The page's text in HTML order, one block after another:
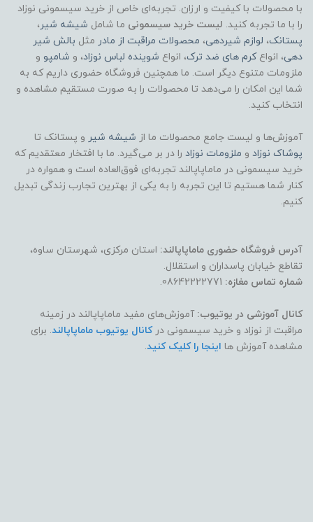
با محصولات با کیفیت و ارزان. تجربه‌ای خاص از خرید سیسمونی نوزاد
را با ما تجربه کنید. لیست خرید سیسمونی ما شامل شیشه شیر ،
پستانک، لوازم شیردهی، محصولات مراقبت از مادر مثل بالش شیر
دهی، انواعکرم های ضد ترک، انواع شوینده لباس نوزاد، و شامپو و
ملزومات متنوع دیگر است. ما همچنین فروشگاه حضوری داریم که به
شما این امکان را می‌دهد تا محصولات را به صورت مستقیم مشاهده و
انتخاب کنید.
آموزش‌ها و لیست جامع محصولات ما از شیشه شیر و پستانک تا
پوشاک نوزاد و ملزومات نوزاد را در بر می‌گیرد. ما با افتخار معتقدیم که
خرید سیسمونی در ماماپاپالند تجربه‌ای فوق‌العاده است و همواره در
کنار شما هستیم تا این تجربه را به یکی از بهترین تجارب زندگی تبدیل
کنیم.
آدرس فروشگاه حضوری ماماپاپالند: استان مرکزی، شهرستان ساوه،
تقاطع خیابان پاسداران و استقلال.
شماره تماس مغازه:
کانال آموزشی در یوتیوب: آموزش‌های مفید ماماپاپالند در زمینه
مراقبت از نوزاد و خرید سیسمونی درکانال یوتیوب ماماپاپالند. برای
مشاهده آموزش ها اینجا را کلیک کنید.